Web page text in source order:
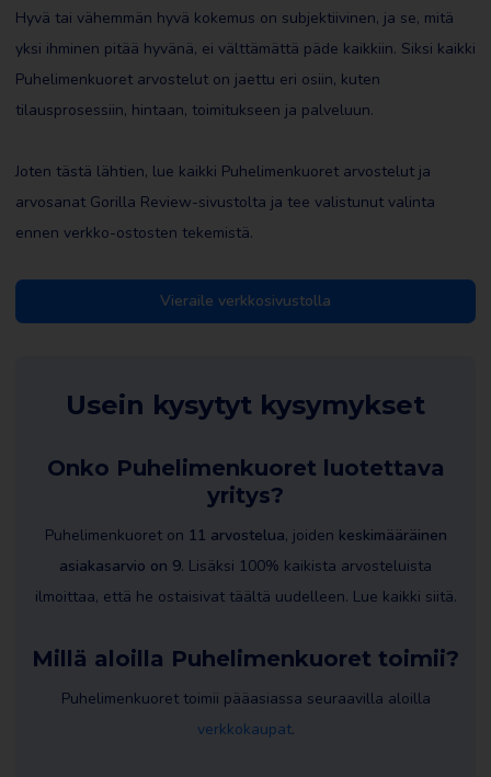
Hyvä tai vähemmän hyvä kokemus on subjektiivinen, ja se, mitä
yksi ihminen pitää hyvänä, ei välttämättä päde kaikkiin. Siksi kaikki
Puhelimenkuoret arvostelut on jaettu eri osiin, kuten
tilausprosessiin, hintaan, toimitukseen ja palveluun.
Joten tästä lähtien, lue kaikki Puhelimenkuoret arvostelut ja
arvosanat Gorilla Review-sivustolta ja tee valistunut valinta
ennen verkko-ostosten tekemistä.
Vieraile verkkosivustolla
Usein kysytyt kysymykset
Onko Puhelimenkuoret luotettava
yritys?
Puhelimenkuoret on 11 arvostelua, joiden keskimääräinen
asiakasarvio on 9. Lisäksi 100% kaikista arvosteluista
ilmoittaa, että he ostaisivat täältä uudelleen. Lue kaikki siitä.
Millä aloilla Puhelimenkuoret toimii?
Puhelimenkuoret toimii pääasiassa seuraavilla aloilla
verkkokaupat.